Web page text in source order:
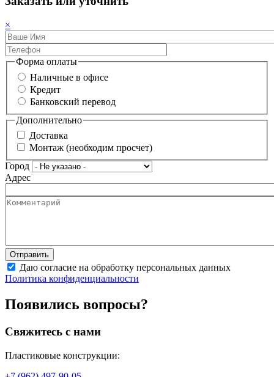
×
Форма оплаты
Наличные в офисе
Кредит
Банковский перевод
Дополнительно
Доставка
Монтаж (необходим просчет)
Город
Адрес
Даю согласие на обработку персональных данных
Политика конфиденциальности
Появились вопросы?
Свяжитесь с нами
Пластиковые конструкции: